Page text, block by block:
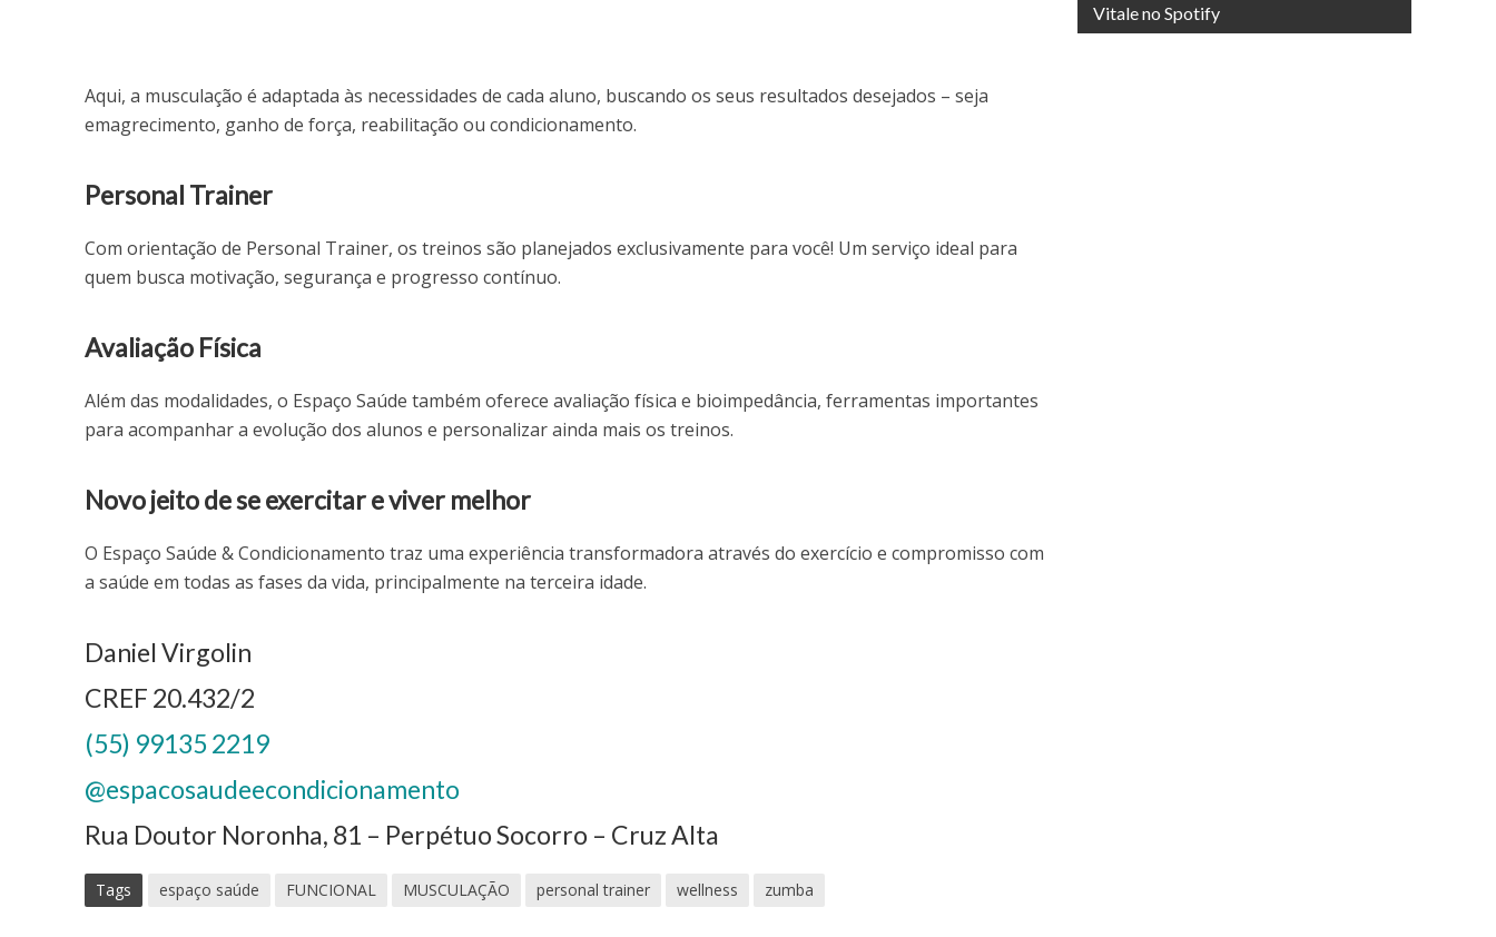
Aqui, a musculação é adaptada às necessidades de cada aluno, buscando os seus resultados desejados – seja
emagrecimento, ganho de força, reabilitação ou condicionamento.
Personal Trainer
Com orientação de Personal Trainer, os treinos são planejados exclusivamente para você! Um serviço ideal para
quem busca motivação, segurança e progresso contínuo.
Avaliação Física
Além das modalidades, o Espaço Saúde também oferece avaliação física e bioimpedância, ferramentas importantes
para acompanhar a evolução dos alunos e personalizar ainda mais os treinos.
Novo jeito de se exercitar e viver melhor
O Espaço Saúde & Condicionamento traz uma experiência transformadora através do exercício e compromisso com
a saúde em todas as fases da vida, principalmente na terceira idade.
Daniel Virgolin
CREF 20.432/2
(55) 99135 2219
@espacosaudeecondicionamento
Rua Doutor Noronha, 81 – Perpétuo Socorro – Cruz Alta
Tags espaço saúde FUNCIONAL MUSCULAÇÃO personal trainer wellness zumba
Vitale no Spotify